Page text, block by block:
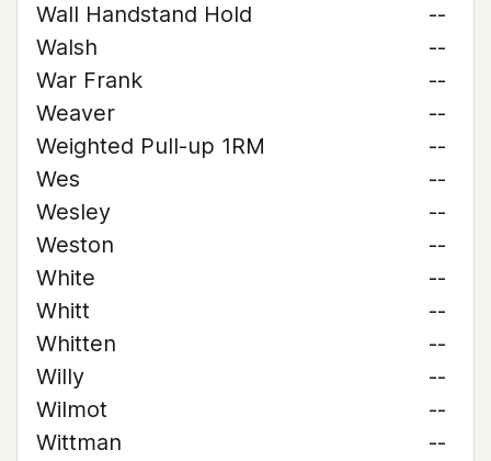
Wall Handstand Hold
--
Walsh
--
War Frank
--
Weaver
--
Weighted Pull-up 1RM
--
Wes
--
Wesley
--
Weston
--
White
--
Whitt
--
Whitten
--
Willy
--
Wilmot
--
Wittman
--